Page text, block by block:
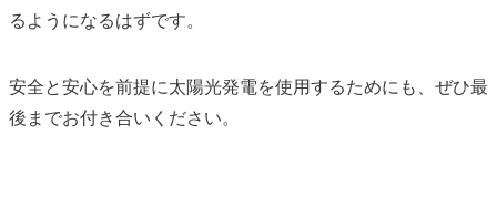
るようになるはずです。
安全と安心を前提に太陽光発電を使用するためにも、ぜひ最
後までお付き合いください。